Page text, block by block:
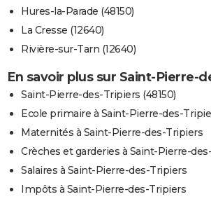
Hures-la-Parade (48150)
La Cresse (12640)
Rivière-sur-Tarn (12640)
En savoir plus sur Saint-Pierre-
Saint-Pierre-des-Tripiers (48150)
Ecole primaire à Saint-Pierre-des-
Maternités à Saint-Pierre-des-Tripiers
Crèches et garderies à Saint-Pierre-
Salaires à Saint-Pierre-des-Tripiers
Impôts à Saint-Pierre-des-Tripiers